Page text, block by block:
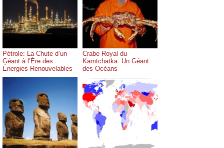
Pétrole: La Chute d’un
Géant à l’Ère des
Énergies Renouvelables
Crabe Royal du
Kamtchatka: Un Géant
des Océans